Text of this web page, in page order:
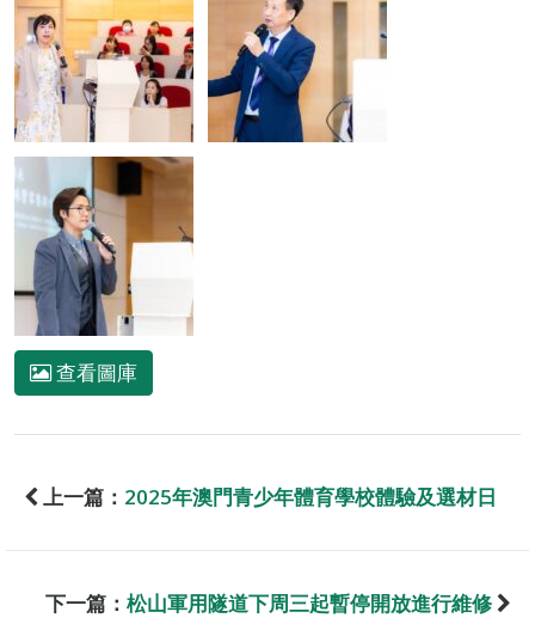
查看圖庫
上一篇： 2025年澳門青少年體育學校體驗及選材日
下一篇： 松山軍用隧道下周三起暫停開放進行維修